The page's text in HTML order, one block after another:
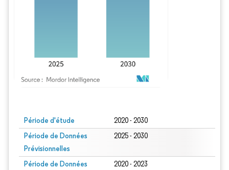
Période d'étude 2020 - 2030
Période de Données
Prévisionnelles
2025 - 2030
Période de Données
2020 - 2023